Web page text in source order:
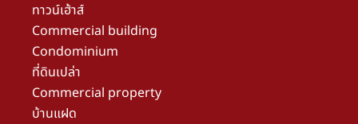
ทาวน์เฮ้าส์
Commercial building
Condominium
ที่ดินเปล่า
Commercial property
บ้านแฝด